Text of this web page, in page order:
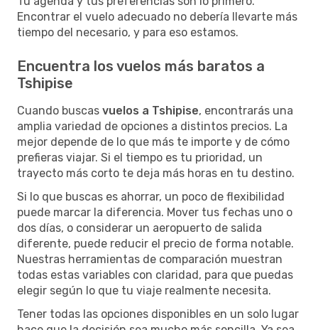
Encontrar el vuelo adecuado no debería llevarte más
tiempo del necesario, y para eso estamos.
Encuentra los vuelos más baratos a
Tshipise
Cuando buscas vuelos a Tshipise, encontrarás una
amplia variedad de opciones a distintos precios. La
mejor depende de lo que más te importe y de cómo
prefieras viajar. Si el tiempo es tu prioridad, un
trayecto más corto te deja más horas en tu destino.
Si lo que buscas es ahorrar, un poco de flexibilidad
puede marcar la diferencia. Mover tus fechas uno o
dos días, o considerar un aeropuerto de salida
diferente, puede reducir el precio de forma notable.
Nuestras herramientas de comparación muestran
todas estas variables con claridad, para que puedas
elegir según lo que tu viaje realmente necesita.
Tener todas las opciones disponibles en un solo lugar